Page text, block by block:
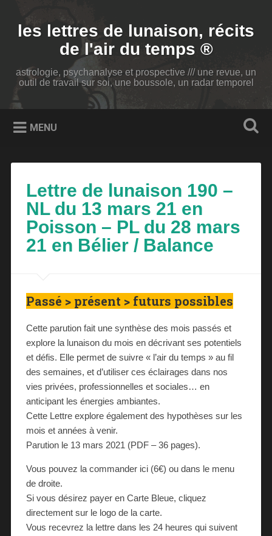
contenu
principal
Rechercheles lettres de lunaison, récits
de l'air du temps ®
astrologie, psychanalyse et prospective /// une revue, un
outil de travail sur soi, une boussole, un radar temporel
MENU
Lettre de lunaison 190 –
NL du 13 mars 21 en
Poisson – PL du 28 mars
21 en Bélier / Balance
Passé > présent > futurs possibles
Cette parution fait une synthèse des mois passés et
explore la lunaison du mois en décrivant ses potentiels
et défis. Elle permet de suivre « l’air du temps » au fil
des semaines, et d’utiliser ces éclairages dans nos
vies privées, professionnelles et sociales… en
anticipant les énergies ambiantes.
Cette Lettre explore également des hypothèses sur les
mois et années à venir.
Parution le 13 mars 2021 (PDF – 36 pages).
Vous pouvez la commander ici (6€) ou dans le menu
de droite.
Si vous désirez payer en Carte Bleue, cliquez
directement sur le logo de la carte.
Vous recevrez la lettre dans les 24 heures qui suivent